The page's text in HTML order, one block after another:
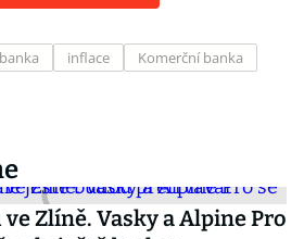
inflace
Komerční banka
Zlíně. Vasky a Alpine Pro